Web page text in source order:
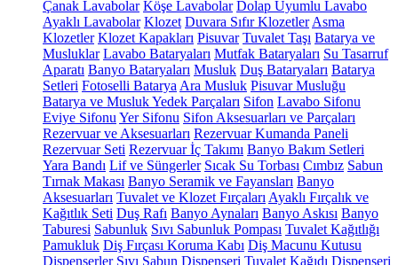
Çanak Lavabolar Köşe Lavabolar Dolap Uyumlu Lavabo
Ayaklı Lavabolar Klozet Duvara Sıfır Klozetler Asma
Klozetler Klozet Kapakları Pisuvar Tuvalet Taşı Batarya ve
Musluklar Lavabo Bataryaları Mutfak Bataryaları Su Tasarruf
Aparatı Banyo Bataryaları Musluk Duş Bataryaları Batarya
Setleri Fotoselli Batarya Ara Musluk Pisuvar Musluğu
Batarya ve Musluk Yedek Parçaları Sifon Lavabo Sifonu
Eviye Sifonu Yer Sifonu Sifon Aksesuarları ve Parçaları
Rezervuar ve Aksesuarları Rezervuar Kumanda Paneli
Rezervuar Seti Rezervuar İç Takımı Banyo Bakım Setleri
Yara Bandı Lif ve Süngerler Sıcak Su Torbası Cımbız Sabun
Tırnak Makası Banyo Seramik ve Fayansları Banyo
Aksesuarları Tuvalet ve Klozet Fırçaları Ayaklı Fırçalık ve
Kağıtlık Seti Duş Rafı Banyo Aynaları Banyo Askısı Banyo
Taburesi Sabunluk Sıvı Sabunluk Pompası Tuvalet Kağıtlığı
Pamukluk Diş Fırçası Koruma Kabı Diş Macunu Kutusu
Dispenserler Sıvı Sabun Dispenseri Tuvalet Kağıdı Dispenseri